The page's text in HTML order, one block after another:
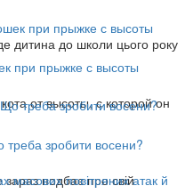
дитина до школи цього року
при прыжке с высоты
от высоты, с которой он
зробити восени?
подбає про свій